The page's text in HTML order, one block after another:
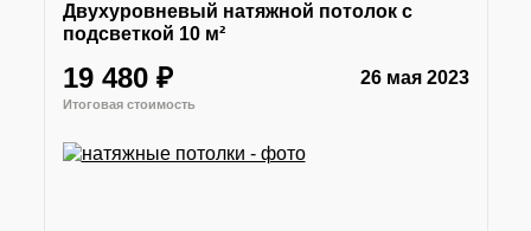
Двухуровневый натяжной потолок с
подсветкой 10 м²
19 480 ₽ 26 мая 2023